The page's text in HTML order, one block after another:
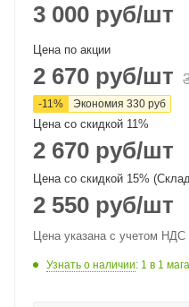
3 000 руб/шт
Цена по акции
2 670 руб/шт
-11% Экономия 330 руб
Цена со скидкой 11%
2 670 руб/шт
Цена со скидкой 15%
2 550 руб/шт
Цена указана с учетом НДС
Узнать о наличии: 1 в 1